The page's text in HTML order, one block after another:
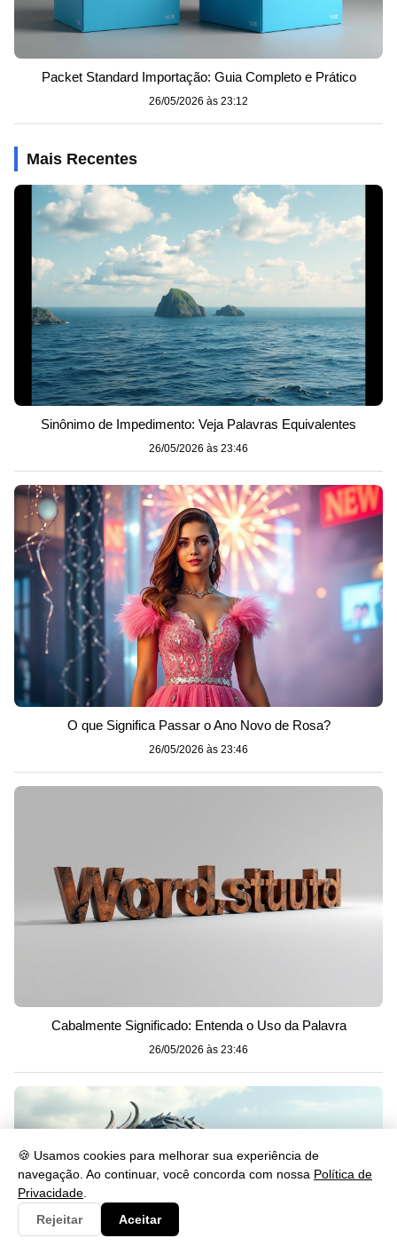
🍪 Usamos cookies para melhorar sua experiência de
navegação. Ao continuar, você concorda com nossa Política de
Privacidade
Rejeitar
Aceitar
Packet Standard Importação: Guia Completo e Prático
26/05/2026 às 23:12
Mais Recentes
Sinônimo de Impedimento: Veja Palavras Equivalentes
26/05/2026 às 23:46
O que Significa Passar o Ano Novo de Rosa?
26/05/2026 às 23:46
Cabalmente Significado: Entenda o Uso da Palavra
26/05/2026 às 23:46